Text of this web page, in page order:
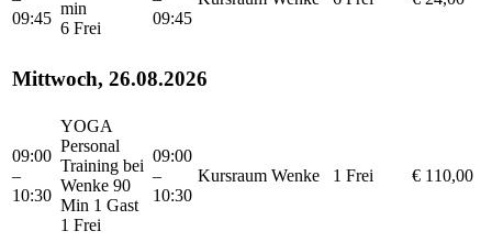
09:45
min
6 Frei
09:45
Mittwoch, 26.08.2026
09:00
–
10:30
YOGA
Personal
Training bei
Wenke 90
Min 1 Gast
1 Frei
09:00
–
10:30
Kursraum Wenke 1 Frei € 110,00